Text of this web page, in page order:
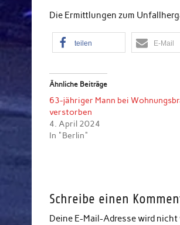
Die Ermittlungen zum
teilen E-Mail
Ähnliche Beiträge
63-jähriger Mann bei
verstorben
4. April 2024
In "Berlin"
Schreibe einen
Deine E-Mail-Adresse wird